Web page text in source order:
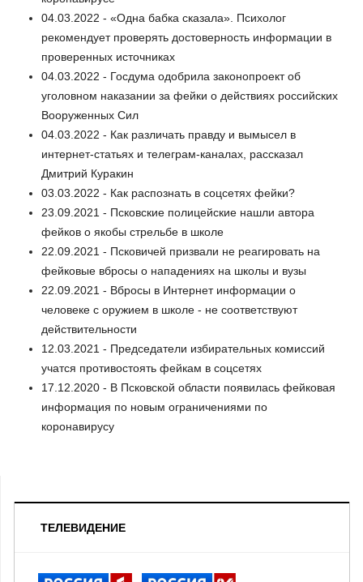
04.03.2022 - «Одна бабка сказала». Психолог
рекомендует проверять достоверность информации в
проверенных источниках
04.03.2022 - Госдума одобрила законопроект об
уголовном наказании за фейки о действиях российских
Вооруженных Сил
04.03.2022 - Как различать правду и вымысел в
интернет-статьях и телеграм-каналах, рассказал
Дмитрий Куракин
03.03.2022 - Как распознать в соцсетях фейки?
23.09.2021 - Псковские полицейские нашли автора
фейков о якобы стрельбе в школе
22.09.2021 - Псковичей призвали не реагировать на
фейковые вбросы о нападениях на школы и вузы
22.09.2021 - Вбросы в Интернет информации о
человеке с оружием в школе - не соответствуют
действительности
12.03.2021 - Председатели избирательных комиссий
учатся противостоять фейкам в соцсетях
17.12.2020 - В Псковской области появилась фейковая
информация по новым ограничениями по
коронавирусу
ТЕЛЕВИДЕНИЕ